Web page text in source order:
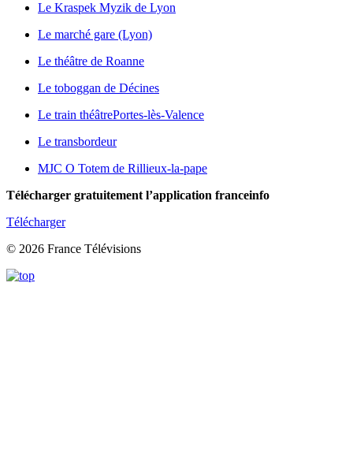
Le Kraspek Myzik de Lyon
Le marché gare (Lyon)
Le théâtre de Roanne
Le toboggan de Décines
Le train théâtrePortes-lès-Valence
Le transbordeur
MJC O Totem de Rillieux-la-pape
Télécharger gratuitement l’application franceinfo
Télécharger
© 2026 France Télévisions